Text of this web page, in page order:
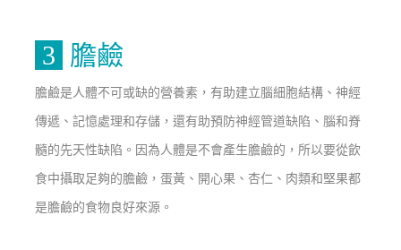
3 膽鹼
膽鹼是人體不可或缺的營養素，有助建立腦細胞結構、神經
傳遞、記憶處理和存儲，還有助預防神經管道缺陷、腦和脊
髓的先天性缺陷。因為人體是不會產生膽鹼的，所以要從飲
食中攝取足夠的膽鹼，蛋黃、開心果、杏仁、肉類和堅果都
是膽鹼的食物良好來源。